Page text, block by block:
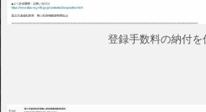
登録手数料の納付を